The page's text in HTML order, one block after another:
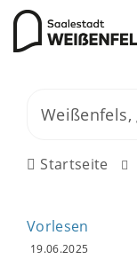
Startseite
Vorlesen
19.06.2025